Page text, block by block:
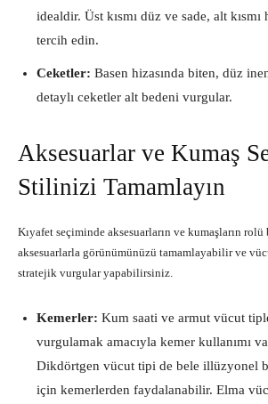
idealdir. Üst kısmı düz ve sade, alt
tercih edin.
Ceketler: Basen hizasında biten, düz
detaylı ceketler alt bedeni vurgular.
Aksesuarlar ve Kumaş
Stilinizi Tamamlayın
Kıyafet seçiminde aksesuarların ve kumaşların
aksesuarlarla görünümünüzü tamamlayabilir ve
stratejik vurgular yapabilirsiniz.
Kemerler: Kum saati ve armut vücut
vurgulamak amacıyla kemer kullanımı
Dikdörtgen vücut tipi de bele illüzyonel
için kemerlerden faydalanabilir. Elma